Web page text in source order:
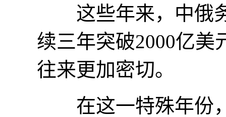
这些年来，中俄务
续三年突破2000亿美
往来更加密切。
在这一特殊年份，